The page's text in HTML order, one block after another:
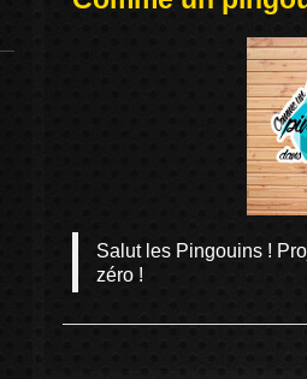
Salut les Pingouins !
zéro !